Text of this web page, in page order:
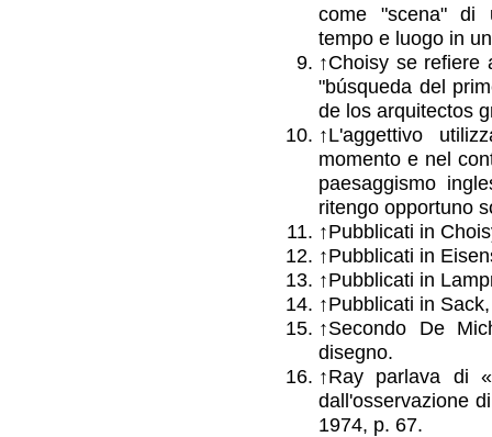
come "scena" di
tempo e luogo in
↑Choisy se refiere
"búsqueda del
de los arquitectos
↑L'aggettivo
momento e nel
paesaggismo
ritengo opportuno
↑Pubblicati in
↑Pubblicati in
↑Pubblicati in
↑Pubblicati in
↑Secondo De
disegno.
↑Ray parlava di
dall'osservazione
1974, p. 67.